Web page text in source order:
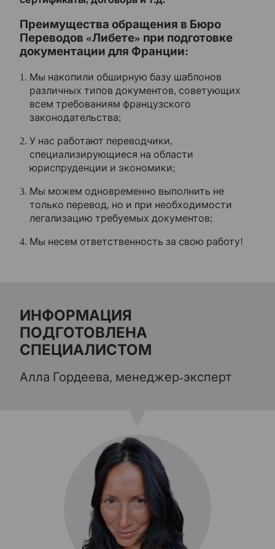
Преимущества обращения в Бюро
Переводов «Либете» при подготовке
документации для Франции:
Мы накопили обширную базу шаблонов
различных типов документов, советующих
всем требованиям французского
законодательства;
У нас работают переводчики,
специализирующиеся на области
юриспруденции и экономики;
Мы можем одновременно выполнить не
только перевод, но и при необходимости
легализацию требуемых документов;
Мы несем ответственность за свою работу!
ИНФОРМАЦИЯ
ПОДГОТОВЛЕНА
СПЕЦИАЛИСТОМ
Алла Гордеева, менеджер-эксперт